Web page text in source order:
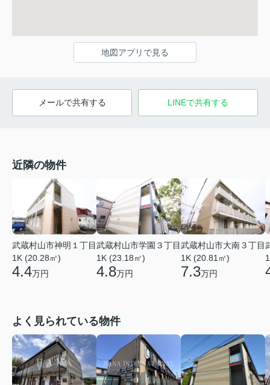
地図アプリで見る
メールで共有する LINEで共有する
近隣の物件
武蔵村山市神明１丁目
1K (20.28㎡)
4.4万円
武蔵村山市学園３丁目
1K (23.18㎡)
4.8万円
武蔵村山市大南３丁目
1K (20.81㎡)
7.3万円
よく見られている物件